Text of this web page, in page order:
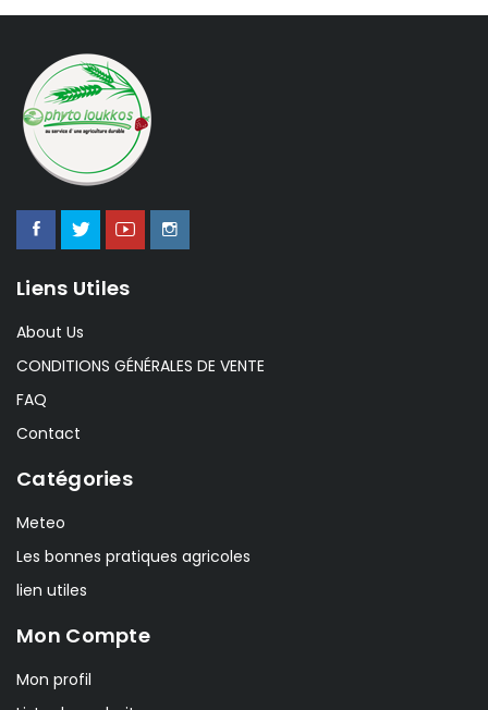
Liens Utiles
About Us
CONDITIONS GÉNÉRALES DE VENTE
FAQ
Contact
Catégories
Meteo
Les bonnes pratiques agricoles
lien utiles
Mon Compte
Mon profil